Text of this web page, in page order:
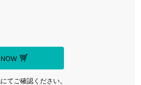
てご確認ください。